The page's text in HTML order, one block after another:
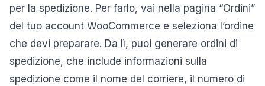
per la spedizione. Per farlo, vai nella pagina “Ordini”
del tuo account WooCommerce e seleziona l’ordine
che devi preparare. Da lì, puoi generare ordini di
spedizione, che include informazioni sulla
spedizione come il nome del corriere, il numero di